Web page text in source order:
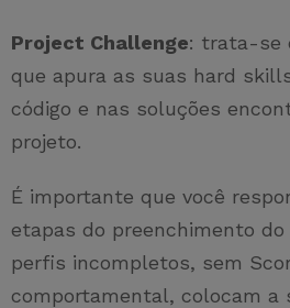
Project Challenge: trata-se
que apura as suas hard
código e nas soluções
projeto.
É importante que você
etapas do preenchimento
perfis incompletos, sem
comportamental, colocam a